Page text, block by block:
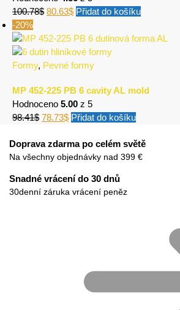
100.78$ 80.63$ Přidat do košíku
-20%
Formy, Pevné formy
MP 452-225 PB 6 cavity AL mold
Hodnoceno 5.00 z 5
98.41$ 78.73$ Přidat do košíku
Doprava zdarma po celém světě
Na všechny objednávky nad 399 €
Snadné vrácení do 30 dnů
30denní záruka vrácení peněz